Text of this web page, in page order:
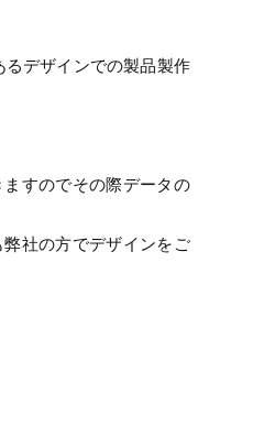
デザインでの製品製作
すのでその際データの
弊社の方でデザインをご